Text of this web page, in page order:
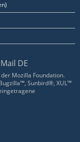
DE
Mozilla Foundation.
Sunbird®, XUL™